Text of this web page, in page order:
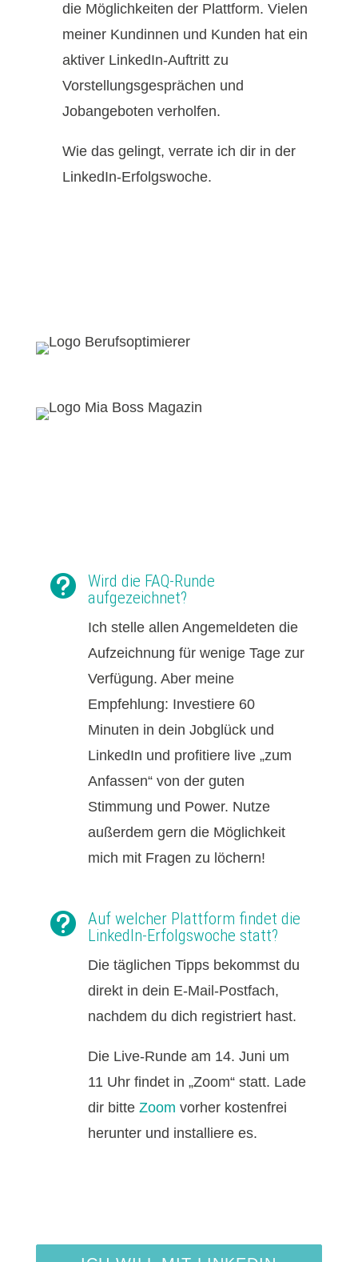
die Möglichkeiten der Plattform. Vielen
meiner Kundinnen und Kunden hat ein
aktiver LinkedIn-Auftritt zu
Vorstellungsgesprächen und
Jobangeboten verholfen.
Wie das gelingt, verrate ich dir in der
LinkedIn-Erfolgswoche.

Wird die FAQ-Runde
aufgezeichnet?
Ich stelle allen Angemeldeten die
Aufzeichnung für wenige Tage zur
Verfügung. Aber meine
Empfehlung: Investiere 60
Minuten in dein Jobglück und
LinkedIn und profitiere live „zum
Anfassen“ von der guten
Stimmung und Power. Nutze
außerdem gern die Möglichkeit
mich mit Fragen zu löchern!

Auf welcher Plattform findet die
LinkedIn-Erfolgswoche statt?
Die täglichen Tipps bekommst du
direkt in dein E-Mail-Postfach,
nachdem du dich registriert hast.
Die Live-Runde am 14. Juni um
11 Uhr findet in „Zoom“ statt. Lade
dir bitte Zoom vorher kostenfrei
herunter und installiere es.